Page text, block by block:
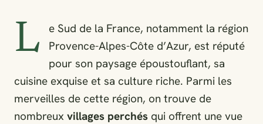
L
e Sud de la France, notamment la région
Provence-Alpes-Côte d’Azur, est réputé
pour son paysage époustouflant, sa
cuisine exquise et sa culture riche. Parmi les
merveilles de cette région, on trouve de
nombreux villages perchés qui offrent une vue